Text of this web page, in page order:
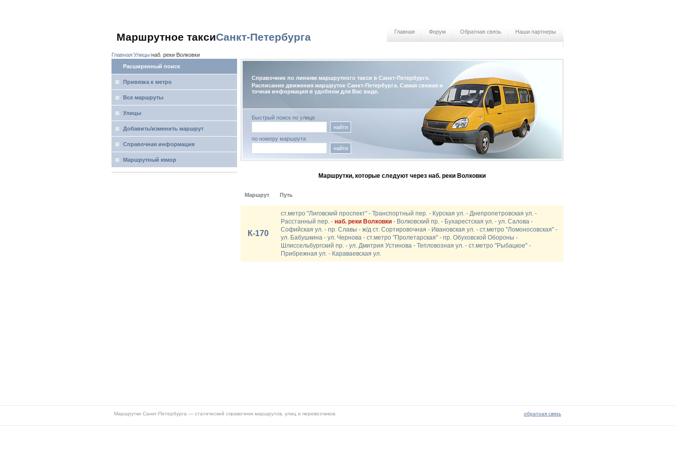
Маршрутное таксиСанкт-Петербурга Главная Форум Обратная связь Наши партнеры
Главная Улицы наб. реки Волковки
Расширенный поиск
Привязка к метро
Все маршруты
Улицы
Добавить/изменить маршрут
Справочная информация
Маршрутный юмор
Справочник по линиям маршрутного такси в Санкт-Петербурге.
Расписание движения маршруток Санкт-Петербурга. Самая свежая и
точная информация в удобном для Вас виде.
Быстрый поиск по улице
найти
по номеру маршрута
найти
Маршрутки, которые следуют через наб. реки Волковки
Маршрут Путь
К-170
ст.метро "Лиговский проспект" - Транспортный пер. - Курская ул. - Днепропетровская ул. -
Расстанный пер. - наб. реки Волковки - Волковский пр. - Бухарестская ул. - ул. Салова -
Софийская ул. - пр. Славы - ж/д ст. Сортировочная - Ивановская ул. - ст.метро "Ломоносовская" -
ул. Бабушкина - ул. Чернова - ст.метро "Пролетарская" - пр. Обуховской Обороны -
Шлиссельбургский пр. - ул. Дмитрия Устинова - Тепловозная ул. - ст.метро "Рыбацкое" -
Прибрежная ул. - Караваевская ул.
Маршрутки Санкт-Петербурга — статический справочник маршрутов, улиц и перевозчиков. обратная связь